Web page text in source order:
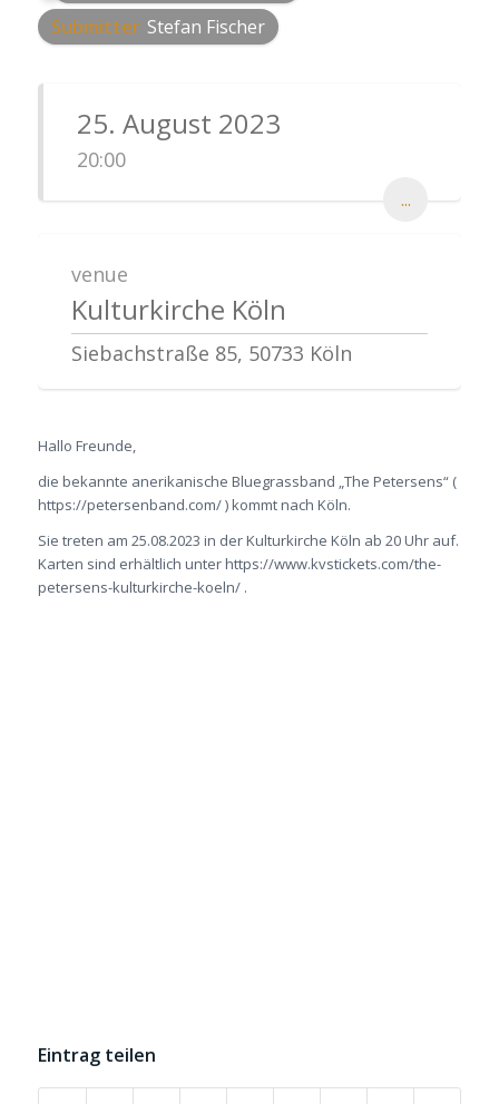
Submitter Stefan Fischer
25. August 2023
20:00
...
venue
Kulturkirche Köln
Siebachstraße 85, 50733 Köln
Hallo Freunde,
die bekannte anerikanische Bluegrassband „The Petersens“ (
https://petersenband.com/ ) kommt nach Köln.
Sie treten am 25.08.2023 in der Kulturkirche Köln ab 20 Uhr auf.
Karten sind erhältlich unter https://www.kvstickets.com/the-
petersens-kulturkirche-koeln/ .
Eintrag teilen